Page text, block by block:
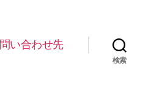
問い合わせ先
検索